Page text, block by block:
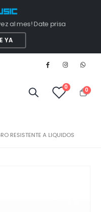
al mes! Date prisa
YA
0 0
RESISTENTE A LIQUIDOS